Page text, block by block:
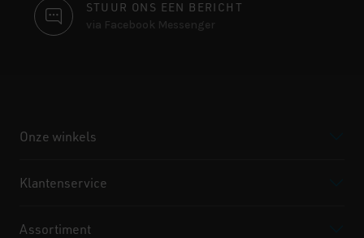
STUUR ONS EEN BERICHT
via Facebook Messenger
Onze winkels
Klantenservice
Assortiment